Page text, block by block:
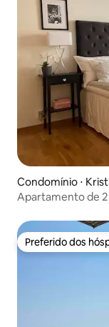
Condomínio ⋅
Apartamento de
Preferido dos
Preferido dos